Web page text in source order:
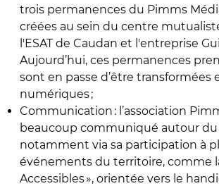
trois permanences du Pimms
créées au sein du centre
l'ESAT de Caudan et l'entreprise
Aujourd’hui, ces permanences
sont en passe d’être transformées
numériques ;
Communication : l’association
beaucoup communiqué autour
notamment via sa participation à
événements du territoire, comme
Accessibles », orientée vers le